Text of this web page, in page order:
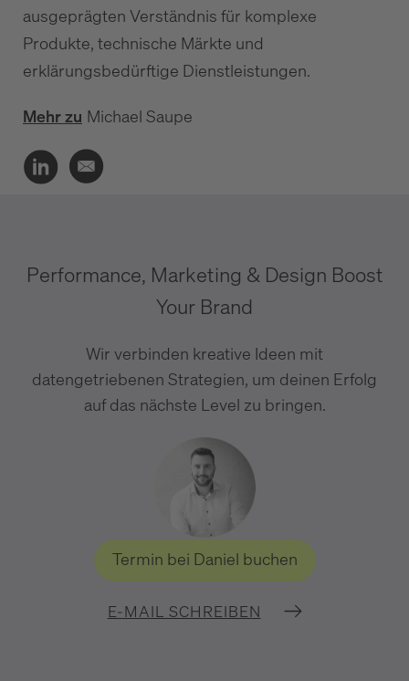
ausgeprägten Verständnis für komplexe
Produkte, technische Märkte und
erklärungsbedürftige Dienstleistungen.
Mehr zu Michael Saupe
Performance, Marketing & Design Boost
Your Brand
Wir verbinden kreative Ideen mit
datengetriebenen Strategien, um deinen Erfolg
auf das nächste Level zu bringen.
Termin bei Daniel buchen
E-MAIL SCHREIBEN